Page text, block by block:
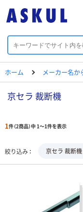
ホーム メーカー名か
京セラ 裁断機
1件（2商品）中 1～1件を表示
絞り込み 京セラ 裁断機